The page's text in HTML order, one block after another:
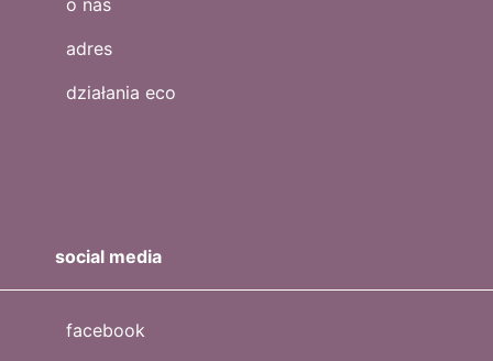
adres
działania eco
social media
facebook